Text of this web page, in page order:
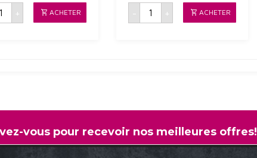
+ ACHETER -
quantité
EAU
+ ACHETER
vous pour recevoir nos meilleures offres!